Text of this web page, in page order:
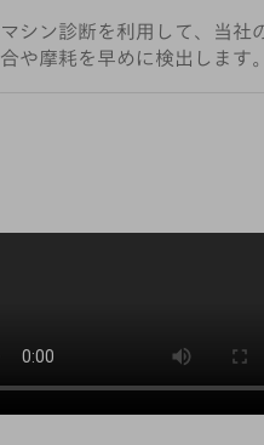
マシン診断を利用して、当社
合や摩耗を早めに検出します。